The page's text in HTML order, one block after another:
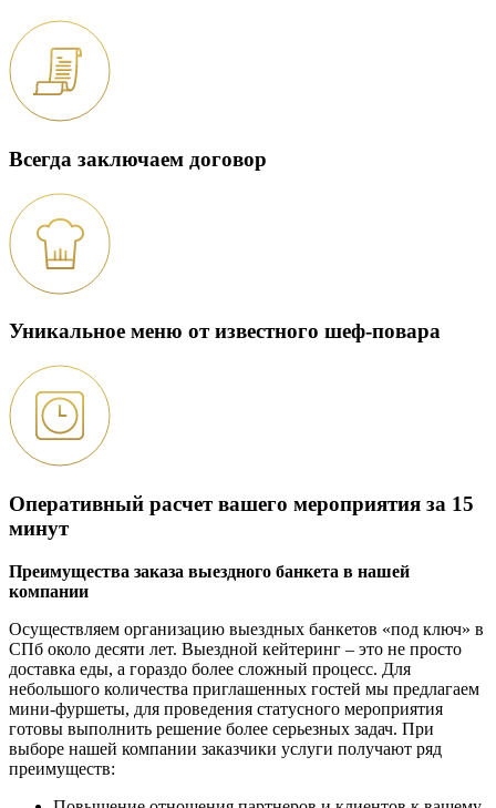
Всегда заключаем договор
Уникальное меню от известного шеф-повара
Оперативный расчет вашего мероприятия за 15
минут
Преимущества заказа выездного банкета в нашей
компании
Осуществляем организацию выездных банкетов «под ключ» в
СПб около десяти лет. Выездной кейтеринг – это не просто
доставка еды, а гораздо более сложный процесс. Для
небольшого количества приглашенных гостей мы предлагаем
мини-фуршеты, для проведения статусного мероприятия
готовы выполнить решение более серьезных задач. При
выборе нашей компании заказчики услуги получают ряд
преимуществ: